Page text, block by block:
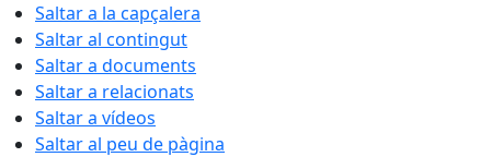
Saltar a la capçalera
Saltar al contingut
Saltar a documents
Saltar a relacionats
Saltar a vídeos
Saltar al peu de pàgina